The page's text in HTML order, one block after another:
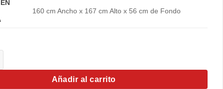
160 cm Ancho x 167 cm Alto x 56 cm de Fondo
cantidad
Añadir al carrito